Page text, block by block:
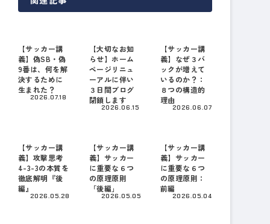
【サッカー講
義】偽SB・偽
9番は、何を解
決するために
生まれた？
2026.07.18
【大切なお知
らせ】ホーム
ページリニュ
ーアルに伴い
３日間ブログ
閉鎖します
2026.06.15
【サッカー講
義】なぜ３バ
ックが増えて
いるのか？：
８つの構造的
理由
2026.06.07
【サッカー講
義】攻撃思考
4-3-3の本質を
徹底解明『後
編』
2026.05.28
【サッカー講
義】サッカー
に重要な６つ
の原理原則
「後編」
2026.05.05
【サッカー講
義】サッカー
に重要な６つ
の原理原則：
前編
2026.05.04